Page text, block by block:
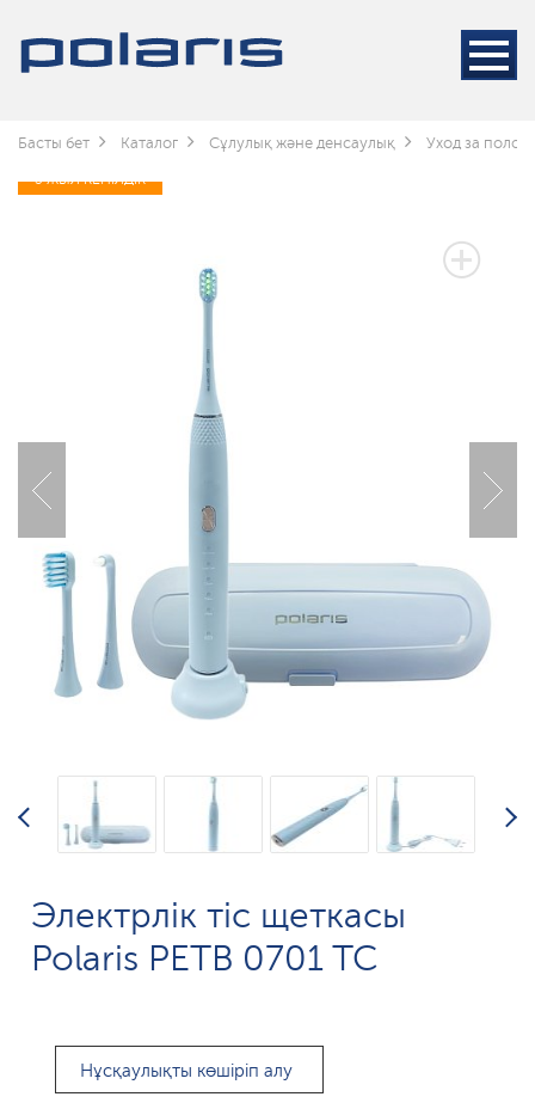
Басты бет Каталог Сұлулық және денсаулық Уход за
3 ЖЫЛ КЕПІЛДІК
Электрлік тіс щеткасы
Polaris PETB 0701 TC
Нұсқаулықты көшіріп алу